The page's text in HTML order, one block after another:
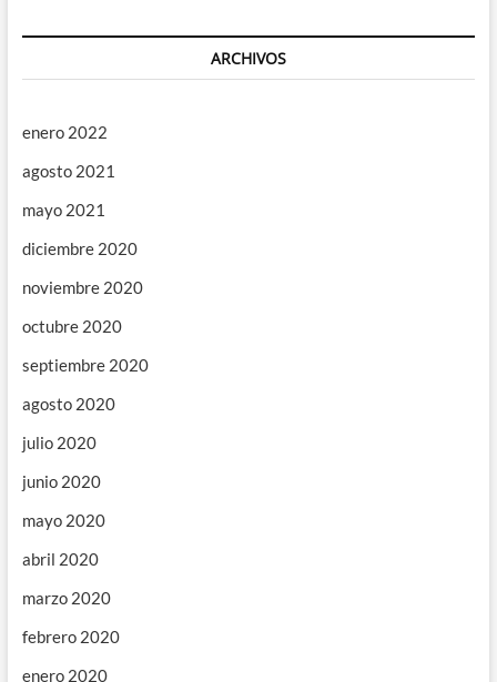
ARCHIVOS
enero 2022
agosto 2021
mayo 2021
diciembre 2020
noviembre 2020
octubre 2020
septiembre 2020
agosto 2020
julio 2020
junio 2020
mayo 2020
abril 2020
marzo 2020
febrero 2020
enero 2020